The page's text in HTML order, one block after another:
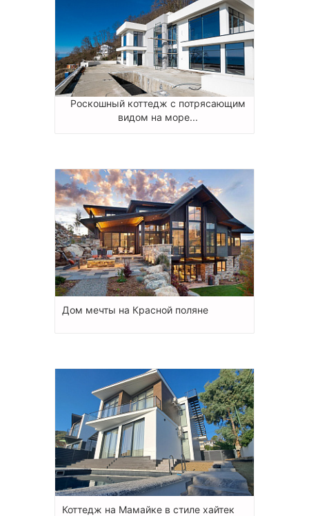
Роскошный коттедж с потрясающим
видом на море...
Дом мечты на Красной поляне
Коттедж на Мамайке в стиле хайтек